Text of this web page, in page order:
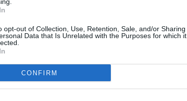
opt-out of Collection, Use, Retention, Sale, and/or Sharing
Data that Is Unrelated with the Purposes for which it
CONFIRM
la mancanza di spazio, servizi igienici
umane per gestire adeguatamente
è diventato un tema di
del Consiglio dell’Unione Europea.
europei si confronteranno sulla